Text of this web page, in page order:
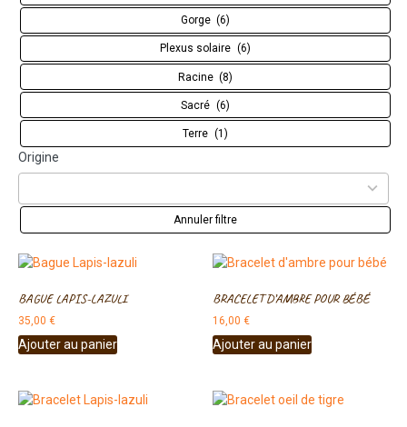
Gorge (6)
Plexus solaire (6)
Racine (8)
Sacré (6)
Terre (1)
Origine
11
results
Annuler filtre
BAGUE LAPIS-LAZULI
35,00 €
Ajouter au panier
BRACELET D’AMBRE POUR BÉBÉ
16,00 €
Ajouter au panier